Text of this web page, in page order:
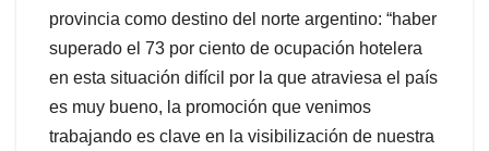
provincia como destino del norte argentino: “haber
superado el 73 por ciento de ocupación hotelera
en esta situación difícil por la que atraviesa el país
es muy bueno, la promoción que venimos
trabajando es clave en la visibilización de nuestra